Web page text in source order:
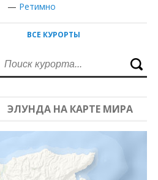
— Ретимно
ВСЕ КУРОРТЫ
ЭЛУНДА НА КАРТЕ МИРА